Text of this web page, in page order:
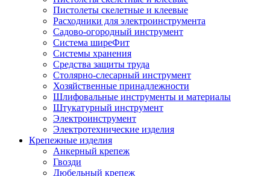
Пистолеты скелетные и клеевые
Расходники для электроинструмента
Садово-огородный инструмент
Система ширеФит
Системы хранения
Средства защиты труда
Столярно-слесарный инструмент
Хозяйственные принадлежности
Шлифовальные инструменты и материалы
Штукатурный инструмент
Электроинструмент
Электротехнические изделия
Крепежные изделия
Анкерный крепеж
Гвозди
Дюбельный крепеж